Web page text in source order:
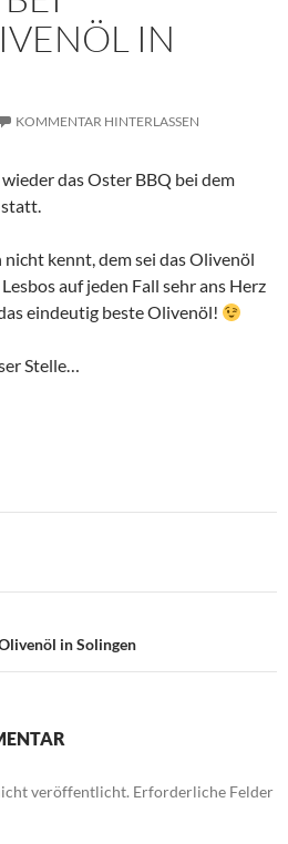
IN
KOMMENTAR HINTERLASSEN
das Oster BBQ bei dem
nicht kennt, dem sei das Olivenöl
auf jeden Fall sehr ans Herz
eindeutig beste Olivenöl!
Stelle…
in Solingen
veröffentlicht. Erforderliche Felder